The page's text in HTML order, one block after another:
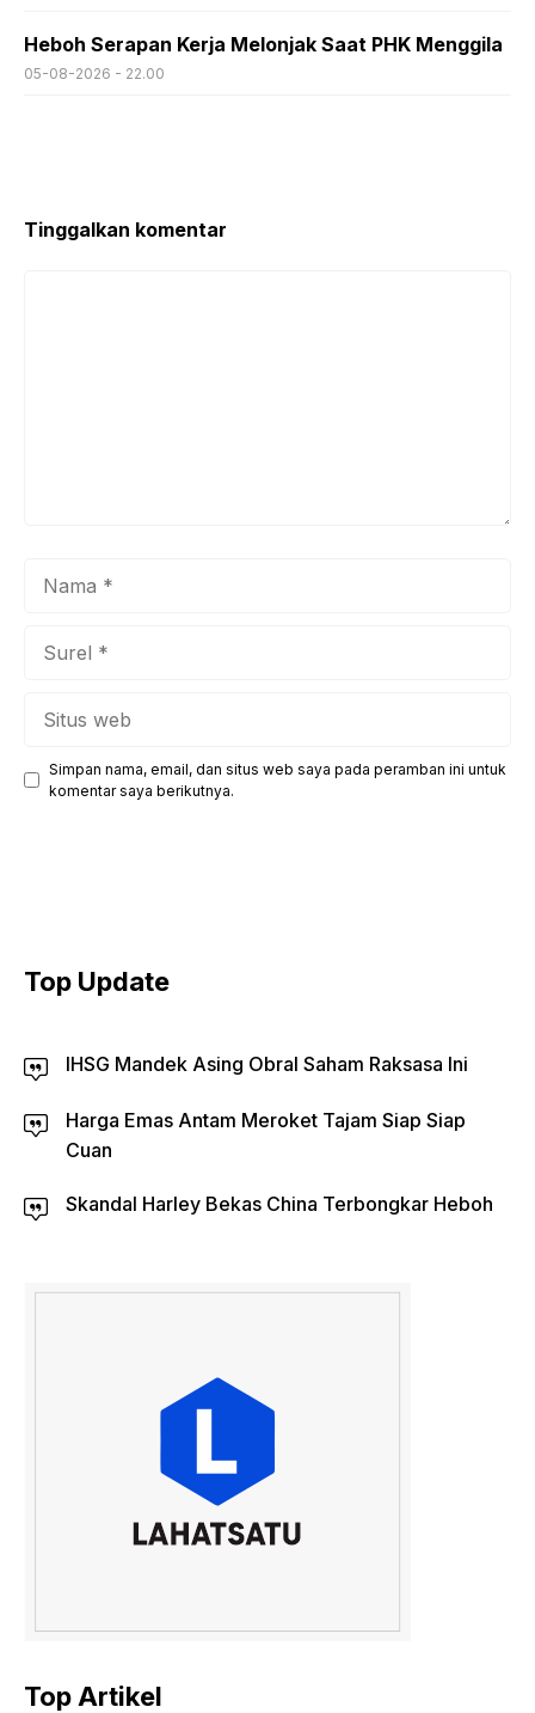
Heboh Serapan Kerja Melonjak Saat PHK Menggila
05-08-2026 - 22.00
Tinggalkan komentar
Simpan nama, email, dan situs web saya pada peramban ini untuk
komentar saya berikutnya.
Top Update
IHSG Mandek Asing Obral Saham Raksasa Ini
Harga Emas Antam Meroket Tajam Siap Siap
Cuan
Skandal Harley Bekas China Terbongkar Heboh
Top Artikel